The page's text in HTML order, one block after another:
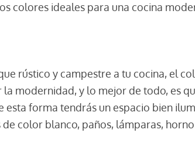
colores ideales para una cocina
rústico y campestre a tu cocina, el
modernidad, y lo mejor de todo, es
esta forma tendrás un espacio bien
color blanco, paños, lámparas,